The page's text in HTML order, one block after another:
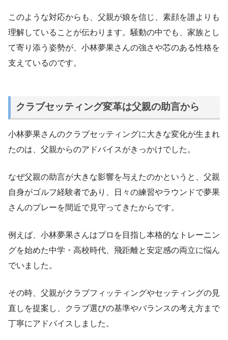
このような対応からも、父親が娘を信じ、素顔を誰よりも
理解していることが伝わります。騒動の中でも、家族とし
て寄り添う姿勢が、小林夢果さんの強さや芯のある性格を
支えているのです。
クラブセッティング変革は父親の助言から
小林夢果さんのクラブセッティングに大きな変化が生まれ
たのは、父親からのアドバイスがきっかけでした。
なぜ父親の助言が大きな影響を与えたのかというと、父親
自身がゴルフ経験者であり、日々の練習やラウンドで夢果
さんのプレーを間近で見守ってきたからです。
例えば、小林夢果さんはプロを目指し本格的なトレーニン
グを始めた中学・高校時代、飛距離と安定感の両立に悩ん
でいました。
その時、父親がクラブフィッティングやセッティングの見
直しを提案し、クラブ選びの基準やバランスの考え方まで
丁寧にアドバイスしました。